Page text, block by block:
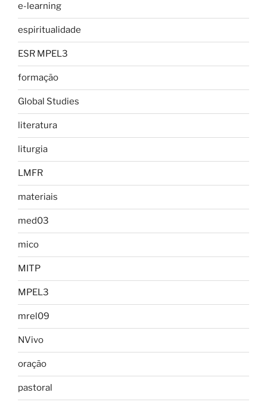
e-learning
espiritualidade
ESR MPEL3
formação
Global Studies
literatura
liturgia
LMFR
materiais
med03
mico
MITP
MPEL3
mrel09
NVivo
oração
pastoral